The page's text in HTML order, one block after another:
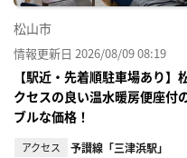
松山市
情報更新日 2026/08/09 08:19
【駅近・先着順駐車場あり
クセスの良い温水暖房便座付
ブルな価格！
アクセス 予讃線「三津浜駅」